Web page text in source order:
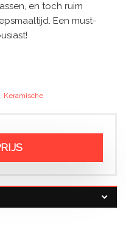
en toch ruim
Een must-
, Keramische